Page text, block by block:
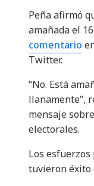
Peña afirmó
amañada el
comentario
Twitter.
“No. Está
llanamente”,
mensaje
electorales.
Los
tuvieron éxito